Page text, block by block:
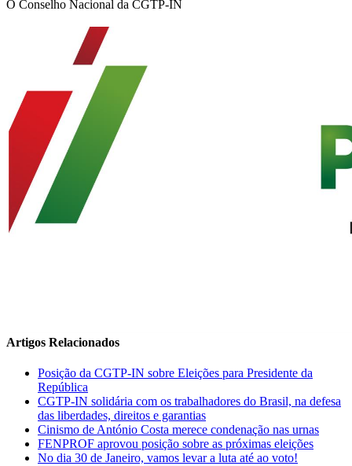
O Conselho Nacional da CGTP-IN
Artigos Relacionados
Posição da CGTP-IN sobre Eleições para Presidente da
República
CGTP-IN solidária com os trabalhadores do Brasil, na defesa
das liberdades, direitos e garantias
Cinismo de António Costa merece condenação nas urnas
FENPROF aprovou posição sobre as próximas eleições
No dia 30 de Janeiro, vamos levar a luta até ao voto!